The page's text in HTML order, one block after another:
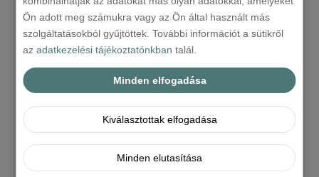
Ön adott meg számukra vagy az Ön által használt más
szolgáltatásokból gyűjtöttek. További információt a sütikről
azadatkezelési tájékoztatónkban talál.
Minden elfogadása
Kiválasztottak elfogadása
Minden elutasítása